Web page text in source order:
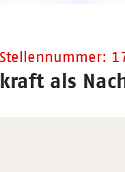
Stellennummer:
als